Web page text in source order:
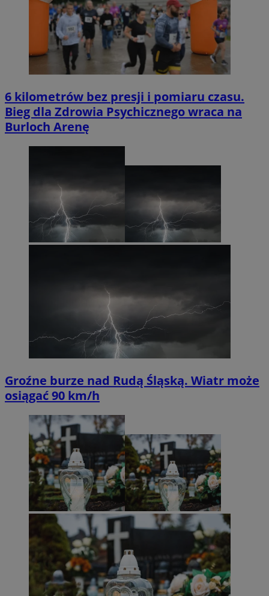
6 kilometrów bez presji i pomiaru czasu.
Bieg dla Zdrowia Psychicznego wraca na
Burloch Arenę
Groźne burze nad Rudą Śląską. Wiatr może
osiągać 90 km/h